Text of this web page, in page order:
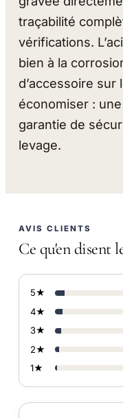
traçabilité
vérifications.
bien à la
d’accessoire sur
économiser :
garantie de
levage.
AVIS CLIENTS
Ce qu'en disent
5★
4★
3★
2★
1★